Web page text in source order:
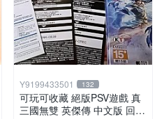
Y9199433501 132
可玩可收藏 絕版PSV遊戲 真
三國無雙 英傑傳 中文版 回函